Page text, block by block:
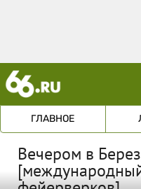
ГЛАВНОЕ
Вечером в